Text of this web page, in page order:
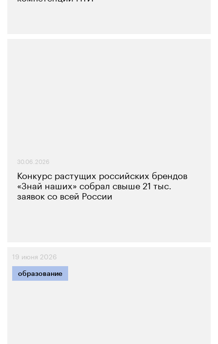
30.06.2026
Конкурс растущих российских брендов
«Знай наших» собрал свыше 21 тыс.
заявок со всей России
19 июня 2026
образование